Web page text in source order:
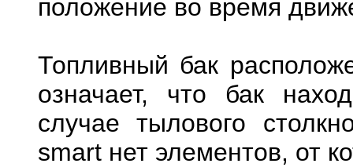
положение во время
Топливный бак
означает, что бак
случае тылового
smart нет элементов, от